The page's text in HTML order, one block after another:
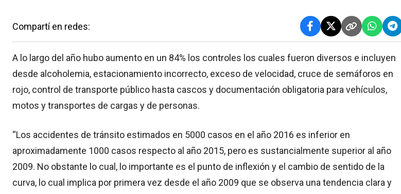
Compartí en redes:
A lo largo del año hubo aumento en un 84% los controles los cuales fueron diversos e incluyen
desde alcoholemia, estacionamiento incorrecto, exceso de velocidad, cruce de semáforos en
rojo, control de transporte público hasta cascos y documentación obligatoria para vehículos,
motos y transportes de cargas y de personas.
“Los accidentes de tránsito estimados en 5000 casos en el año 2016 es inferior en
aproximadamente 1000 casos respecto al año 2015, pero es sustancialmente superior al año
2009. No obstante lo cual, lo importante es el punto de inflexión y el cambio de sentido de la
curva, lo cual implica por primera vez desde el año 2009 que se observa una tendencia clara y